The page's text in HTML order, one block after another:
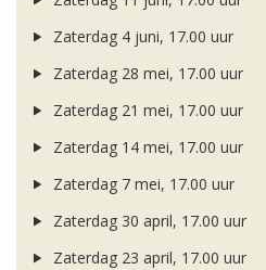
Zaterdag 4 juni, 17.00 uur
Zaterdag 28 mei, 17.00 uur
Zaterdag 21 mei, 17.00 uur
Zaterdag 14 mei, 17.00 uur
Zaterdag 7 mei, 17.00 uur
Zaterdag 30 april, 17.00 uur
Zaterdag 23 april, 17.00 uur